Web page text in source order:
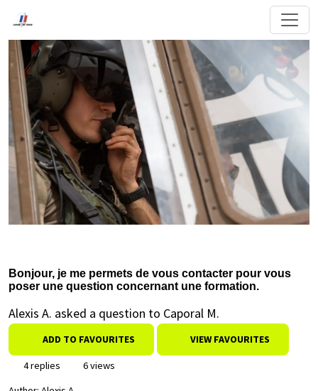
Bonjour, je me permets de vous contacter pour vous
poser une question concernant une formation.
Alexis A. asked a question to Caporal M.
ADD TO FAVOURITES VIEW FAVOURITES
4 replies
6 views